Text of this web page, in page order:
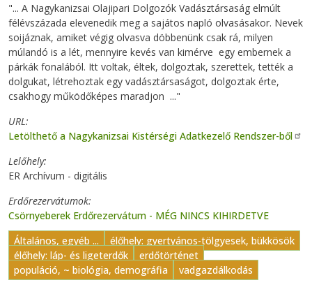
"... A Nagykanizsai Olajipari Dolgozók Vadásztársaság elmúlt
félévszázada elevenedik meg a sajátos napló olvasásakor. Nevek
soijáznak, amiket végig olvasva döbbenünk csak rá, milyen
múlandó is a lét, mennyire kevés van kimérve egy embernek a
párkák fonalából. Itt voltak, éltek, dolgoztak, szerettek, tették a
dolgukat, létrehoztak egy vadásztársaságot, dolgoztak érte,
csakhogy működőképes maradjon ..."
URL
Letölthető a Nagykanizsai Kistérségi Adatkezelő Rendszer-ből
Lelőhely
ER Archívum - digitális
Erdőrezervátumok
Csörnyeberek Erdőrezervátum - MÉG NINCS KIHIRDETVE
Általános, egyéb ...
élőhely: gyertyános-tölgyesek, bükkösök
élőhely: láp- és ligeterdők
erdőtörténet
populáció, ~ biológia, demográfia
vadgazdálkodás